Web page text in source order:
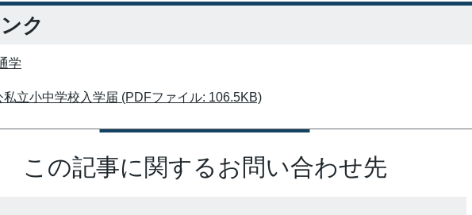
ク
学
私立小中学校入学届 (PDFファイル: 106.5KB)
この記事に関するお問い合わせ先